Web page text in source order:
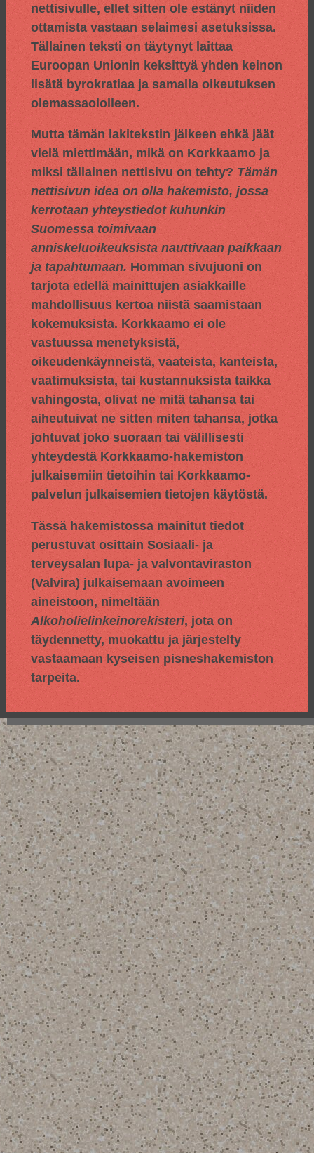
nettisivulle, ellet sitten ole estänyt niiden
ottamista vastaan selaimesi asetuksissa.
Tällainen teksti on täytynyt laittaa
Euroopan Unionin keksittyä yhden keinon
lisätä byrokratiaa ja samalla oikeutuksen
olemassaololleen.
Mutta tämän lakitekstin jälkeen ehkä jäät
vielä miettimään, mikä on Korkkaamo ja
miksi tällainen nettisivu on tehty? Tämän
nettisivun idea on olla hakemisto, jossa
kerrotaan yhteystiedot kuhunkin
Suomessa toimivaan
anniskeluoikeuksista nauttivaan paikkaan
ja tapahtumaan. Homman sivujuoni on
tarjota edellä mainittujen asiakkaille
mahdollisuus kertoa niistä saamistaan
kokemuksista. Korkkaamo ei ole
vastuussa menetyksistä,
oikeudenkäynneistä, vaateista, kanteista,
vaatimuksista, tai kustannuksista taikka
vahingosta, olivat ne mitä tahansa tai
aiheutuivat ne sitten miten tahansa, jotka
johtuvat joko suoraan tai välillisesti
yhteydestä Korkkaamo-hakemiston
julkaisemiin tietoihin tai Korkkaamo-
palvelun julkaisemien tietojen käytöstä.
Tässä hakemistossa mainitut tiedot
perustuvat osittain Sosiaali- ja
terveysalan lupa- ja valvontaviraston
(Valvira) julkaisemaan avoimeen
aineistoon, nimeltään
Alkoholielinkeinorekisteri, jota on
täydennetty, muokattu ja järjestelty
vastaamaan kyseisen pisneshakemiston
tarpeita.